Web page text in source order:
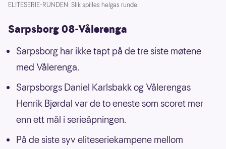
ELITESERIE-RUNDEN: Slik spilles helgas runde.
Sarpsborg 08-Vålerenga
Sarpsborg har ikke tapt på de tre siste møtene
med Vålerenga.
Sarpsborgs Daniel Karlsbakk og Vålerengas
Henrik Bjørdal var de to eneste som scoret mer
enn ett mål i serieåpningen.
På de siste syv eliteseriekampene mellom